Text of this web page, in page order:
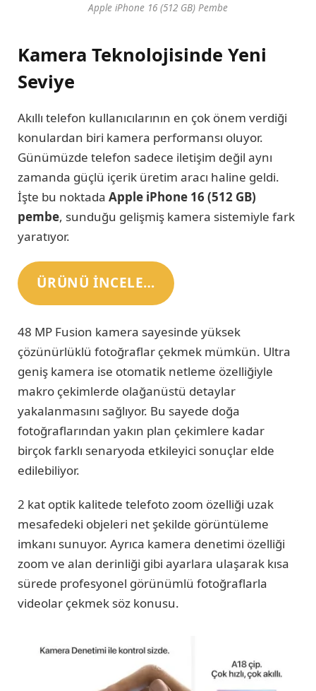
Apple iPhone 16 (512 GB) Pembe
Kamera Teknolojisinde Yeni
Seviye
Akıllı telefon kullanıcılarının en çok önem verdiği
konulardan biri kamera performansı oluyor.
Günümüzde telefon sadece iletişim değil aynı
zamanda güçlü içerik üretim aracı haline geldi.
İşte bu noktada Apple iPhone 16 (512 GB)
pembe, sunduğu gelişmiş kamera sistemiyle fark
yaratıyor.
ÜRÜNÜ INCELE…
48 MP Fusion kamera sayesinde yüksek
çözünürlüklü fotoğraflar çekmek mümkün. Ultra
geniş kamera ise otomatik netleme özelliğiyle
makro çekimlerde olağanüstü detaylar
yakalanmasını sağlıyor. Bu sayede doğa
fotoğraflarından yakın plan çekimlere kadar
birçok farklı senaryoda etkileyici sonuçlar elde
edilebiliyor.
2 kat optik kalitede telefoto zoom özelliği uzak
mesafedeki objeleri net şekilde görüntüleme
imkanı sunuyor. Ayrıca kamera denetimi özelliği
zoom ve alan derinliği gibi ayarlara ulaşarak kısa
sürede profesyonel görünümlü fotoğraflarla
videolar çekmek söz konusu.